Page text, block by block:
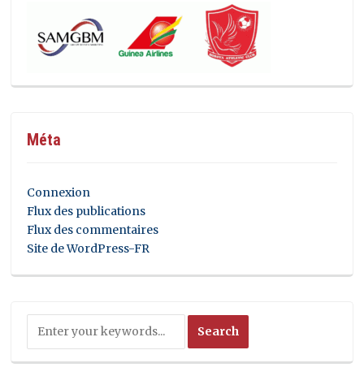
Méta
Connexion
Flux des publications
Flux des commentaires
Site de WordPress-FR